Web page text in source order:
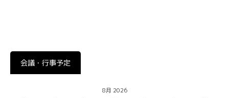
会議・行事予定
8月 2026